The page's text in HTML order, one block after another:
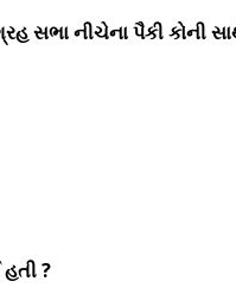
સભા નીચેના પૈકી કોની
?